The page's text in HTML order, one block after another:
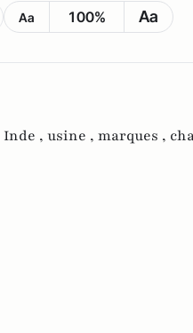
Aa 100% Aa
Inde , usine , marques ,